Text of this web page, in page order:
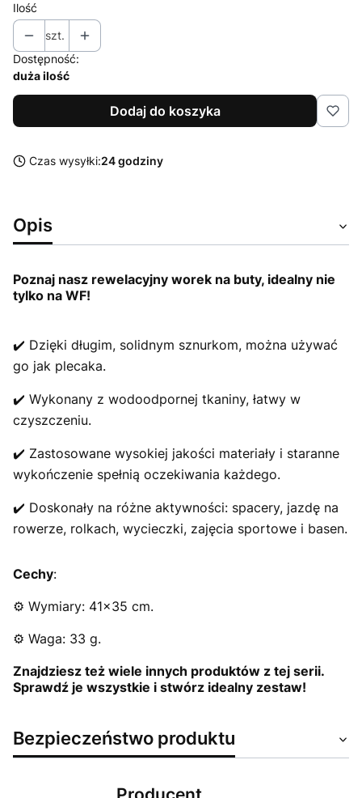
Ilość
szt.
Dostępność:
duża ilość
Dodaj do koszyka
Czas wysyłki:24 godziny
Opis
Poznaj nasz rewelacyjny worek na buty, idealny nie
tylko na WF!
✔️ Dzięki długim, solidnym sznurkom, można używać
go jak plecaka.
✔️ Wykonany z wodoodpornej tkaniny, łatwy w
czyszczeniu.
✔️ Zastosowane wysokiej jakości materiały i staranne
wykończenie spełnią oczekiwania każdego.
✔️ Doskonały na różne aktywności: spacery, jazdę na
rowerze, rolkach, wycieczki, zajęcia sportowe i basen.
Cechy:
⚙️ Wymiary: 41x35 cm.
⚙️ Waga: 33 g.
Znajdziesz też wiele innych produktów z tej serii.
Sprawdź je wszystkie i stwórz idealny zestaw!
Bezpieczeństwo produktu